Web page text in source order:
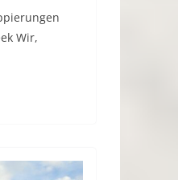
Wir,